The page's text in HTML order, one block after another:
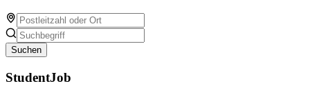
Suchen
StudentJob